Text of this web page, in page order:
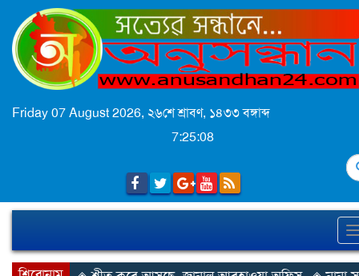
Friday 07 August 2026, ২৬শে শ্রাবণ, ১৪৩৩ বঙ্গাব্দ
7:25:08